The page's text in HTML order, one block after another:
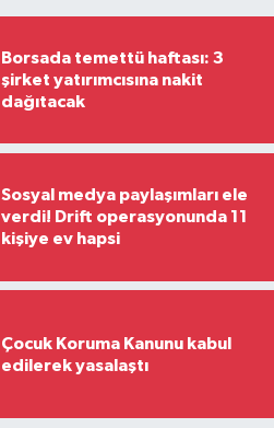
Borsada temettü haftası: 3
şirket yatırımcısına nakit
dağıtacak
Sosyal medya paylaşımları ele
verdi! Drift operasyonunda 11
kişiye ev hapsi
Çocuk Koruma Kanunu kabul
edilerek yasalaştı